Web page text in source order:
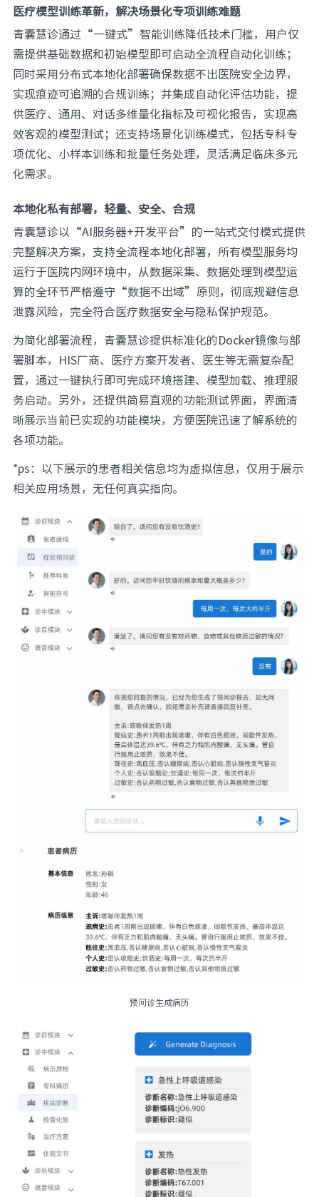
医疗模型训练革新，解决场景化专项训练难题
青囊慧诊通过“一键式”智能训练降低技术门槛，用户仅
需提供基础数据和初始模型即可启动全流程自动化训练；
同时采用分布式本地化部署确保数据不出医院安全边界，
实现痕迹可追溯的合规训练；并集成自动化评估功能，提
供医疗、通用、对话多维量化指标及可视化报告，实现高
效客观的模型测试；还支持场景化训练模式，包括专科专
项优化、小样本训练和批量任务处理，灵活满足临床多元
化需求。
本地化私有部署，轻量、安全、合规
青囊慧诊以“AI服务器+开发平台”的一站式交付模式提供
完整解决方案，支持全流程本地化部署，所有模型服务均
运行于医院内网环境中，从数据采集、数据处理到模型运
算的全环节严格遵守“数据不出域”原则，彻底规避信息
泄露风险，完全符合医疗数据安全与隐私保护规范。
为简化部署流程，青囊慧诊提供标准化的Docker镜像与部
署脚本，HIS厂商、医疗方案开发者、医生等无需复杂配
置，通过一键执行即可完成环境搭建、模型加载、推理服
务启动。另外，还提供简易直观的功能测试界面，界面清
晰展示当前已实现的功能模块，方便医院迅速了解系统的
各项功能。
*ps：以下展示的患者相关信息均为虚拟信息，仅用于展示
相关应用场景，无任何真实指向。
预问诊生成病历